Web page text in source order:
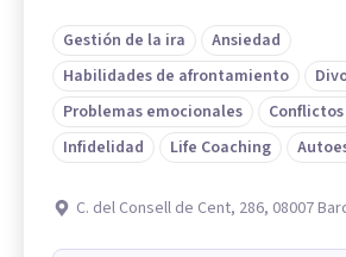
Gestión de la ira
Ansiedad
Habilidades de afrontamiento
Problemas emocionales
Infidelidad
Life Coaching
C. del Consell de Cent, 286, 08007